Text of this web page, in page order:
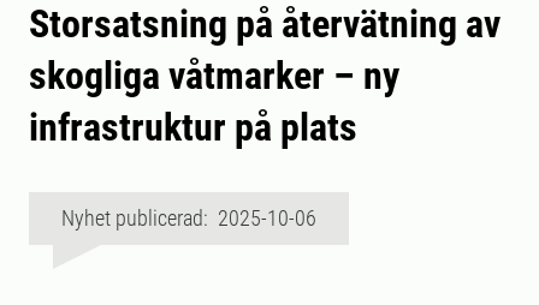
Storsatsning på återvätning av
skogliga våtmarker – ny
infrastruktur på plats
Nyhet publicerad: 2025-10-06